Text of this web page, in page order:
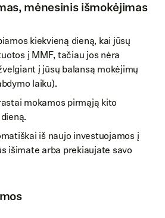
mėnesinis išmokėjimas
kiekvieną dieną, kai jūsų
į MMF, tačiau jos nėra
į jūsų balansą mokėjimų
laiku).
mokamos pirmąją kito
iš naujo investuojamos į
išimate arba prekiaujate savo